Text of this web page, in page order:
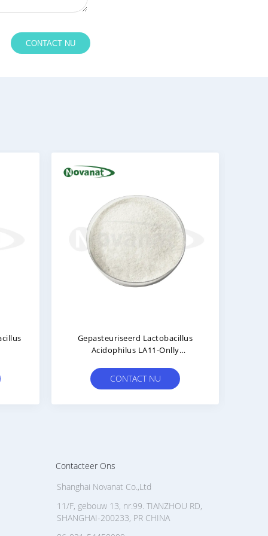
Bifidobacterium
Subsp. Lactis BI516
allergeenvrij/glutenvrij/zuivelvrij
Gepasteuriseerd
Distasonis PD001
Veganistisch/allergeenvrij/
Contacteer Ons
Shanghai Novanat Co.,Ltd
11/F, gebouw 13, nr.99. TIANZHOU RD,
SHANGHAI-200233, PR CHINA